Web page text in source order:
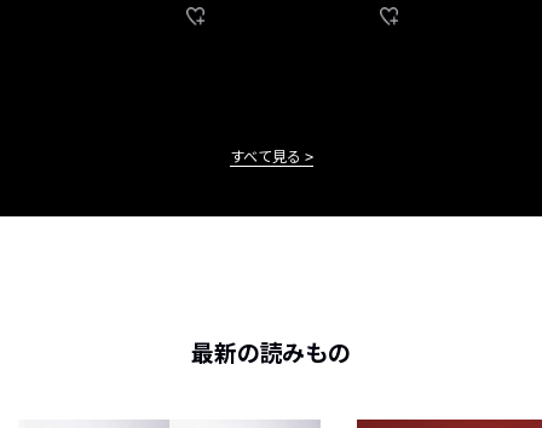
すべて見る
最新の読みもの